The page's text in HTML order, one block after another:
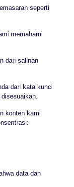
seperti
memahami
dari salinan
dari kata kunci
konten kami
data dan